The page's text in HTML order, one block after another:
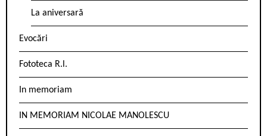
La aniversară
Evocări
Fototeca R.l.
In memoriam
IN MEMORIAM NICOLAE MANOLESCU